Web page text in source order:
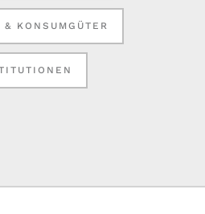
KONSUMGÜTER